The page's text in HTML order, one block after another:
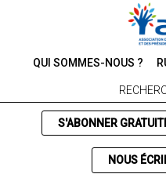
QUI SOMMES-NOUS ?
S'ABONNER
NOUS